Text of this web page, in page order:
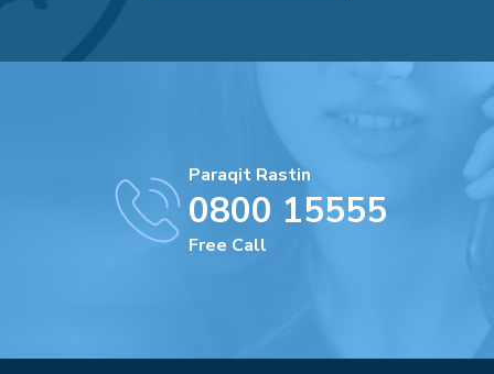
Paraqit Rastin
0800 15555
Free Call